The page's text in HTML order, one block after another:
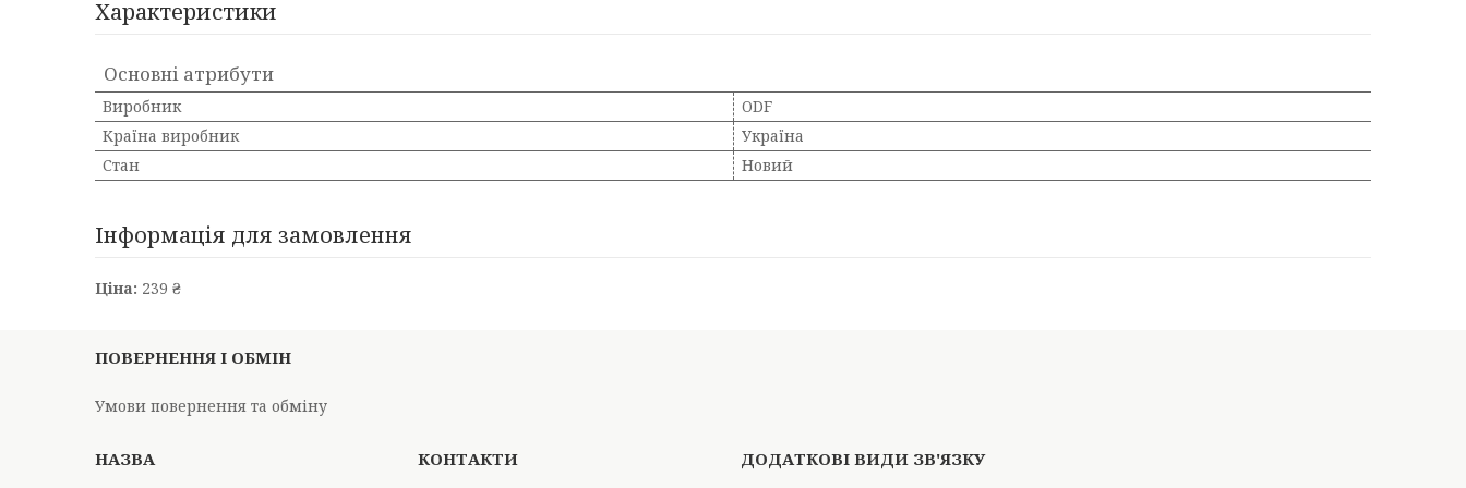
Характеристики
Основні атрибути
Виробник
ODF
Країна виробник
Україна
Стан
Новий
Інформація для замовлення
Ціна: 239 ₴
ПОВЕРНЕННЯ І ОБМІН
Умови повернення та обміну